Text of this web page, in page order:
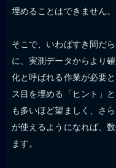
埋めることはできません。
そこで、いわばすき間だ
に、実測データからより
化と呼ばれる作業が必要
ス目を埋める「ヒント」
も多いほど望ましく、さ
が使えるようになれば、
ます。